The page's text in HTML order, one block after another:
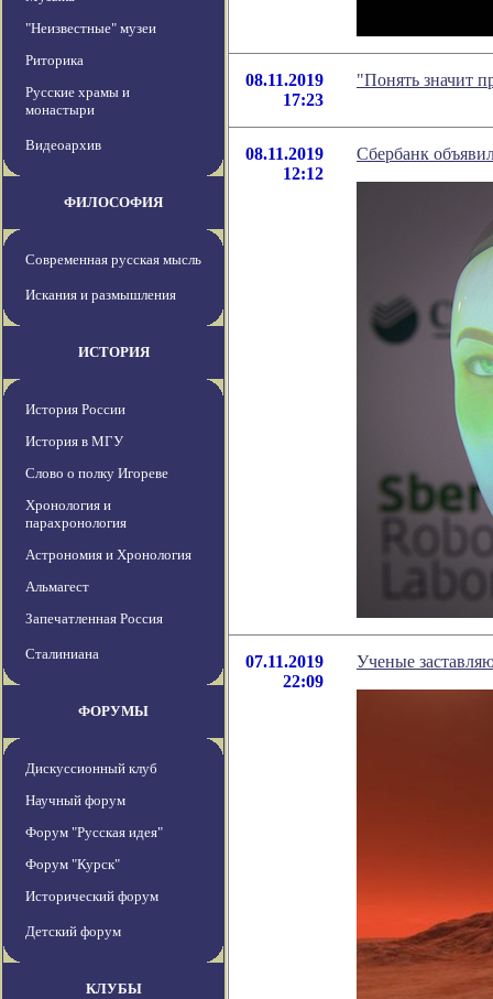
"Неизвестные" музеи
Риторика
Русские храмы и
монастыри
Видеоархив
ФИЛОСОФИЯ
Современная русская мысль
Искания и размышления
ИСТОРИЯ
История России
История в МГУ
Слово о полку Игореве
Хронология и
парахронология
Астрономия и Хронология
Альмагест
Запечатленная Россия
Сталиниана
ФОРУМЫ
Дискуссионный клуб
Научный форум
Форум "Русская идея"
Форум "Курск"
Исторический форум
Детский форум
КЛУБЫ
08.11.2019
17:23
"Понять значит
08.11.2019
12:12
Сбербанк
07.11.2019
22:09
Ученые